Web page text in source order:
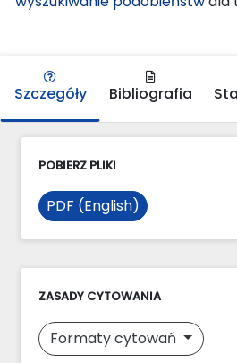
Szczegóły Bibliografia
POBIERZ PLIKI
PDF (English)
ZASADY CYTOWANIA
Formaty cytowań